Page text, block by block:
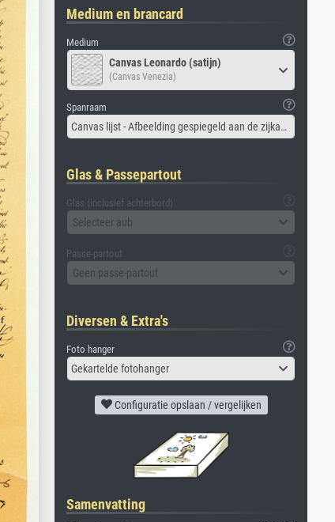
Medium en brancard
Medium
Canvas Leonardo (satijn)
(Canvas Venezia)
Spanraam
Canvas lijst - Afbeelding gespiegeld aan de zijkant
Glas & Passepartout
Glas (inclusief achterbord)
Selecteer aub
Passe-partout
Geen passe-partout
Diversen & Extra's
Foto hanger
Gekartelde fotohanger
Configuratie opslaan / vergelijken
Samenvatting